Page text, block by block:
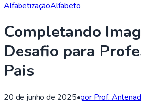
AlfabetizaçãoAlfabeto
Completando
Desafio para
Pais
20 de junho de 2025•por Prof.